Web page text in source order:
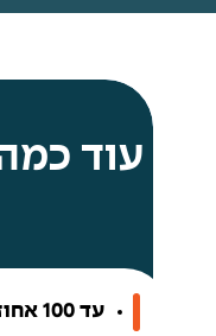
עוד
עד 100 אחוז מימון